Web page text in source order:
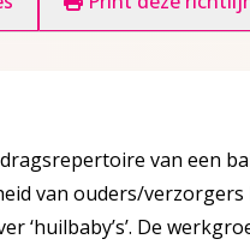
van een
van ouders/
‘huilbaby’s’. De